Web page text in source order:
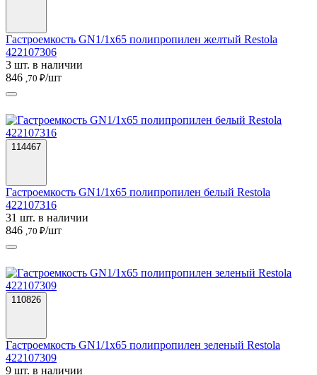
Гастроемкость GN1/1х65 полипропилен желтый Restola
422107306
3 шт. в наличии
846 ,70 ₽/шт
114467
Гастроемкость GN1/1х65 полипропилен белый Restola
422107316
31 шт. в наличии
846 ,70 ₽/шт
110826
Гастроемкость GN1/1х65 полипропилен зеленый Restola
422107309
9 шт. в наличии